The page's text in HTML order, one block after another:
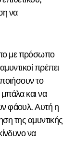
να
με πρόσωπο
πρέπει
το
και να
φάουλ. Αυτή η
της αμυντικής
να